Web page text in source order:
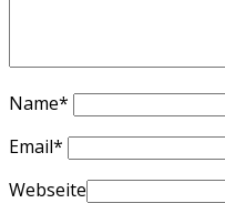
Name*
Email*
Webseite